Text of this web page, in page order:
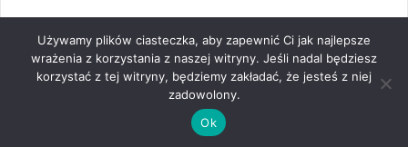
Używamy plików ciasteczka, aby zapewnić Ci jak najlepsze
wrażenia z korzystania z naszej witryny. Jeśli nadal będziesz
korzystać z tej witryny, będziemy zakładać, że jesteś z niej
zadowolony.
Ok